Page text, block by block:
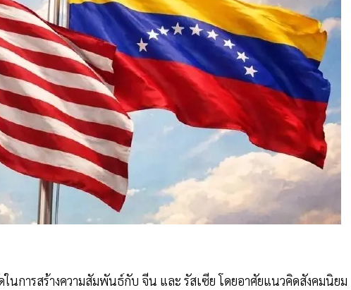
นการสร้างความสัมพันธ์กับ จีน และ รัสเซีย โดยอาศัยแนวคิดสังคมนิยม